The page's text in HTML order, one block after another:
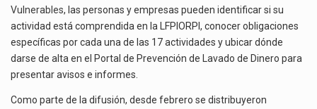
Vulnerables, las personas y empresas pueden identificar si su
actividad está comprendida en la LFPIORPI, conocer obligaciones
específicas por cada una de las 17 actividades y ubicar dónde
darse de alta en el Portal de Prevención de Lavado de Dinero para
presentar avisos e informes.
Como parte de la difusión, desde febrero se distribuyeron